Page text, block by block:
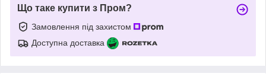
Що таке купити з Пром?
Замовлення під захистом
Доступна доставка